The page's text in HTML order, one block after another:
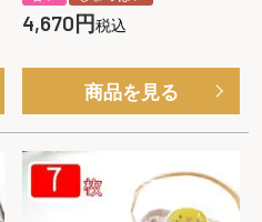
4,670 税込
商品を見る